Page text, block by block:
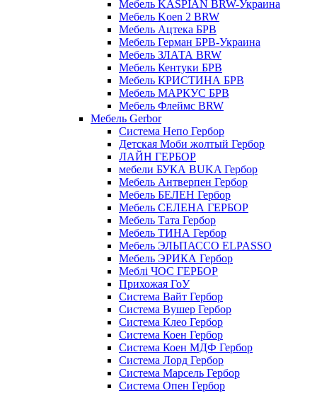
Мебель KASPIAN BRW-Украина
Мебель Koen 2 BRW
Мебель Ацтека БРВ
Мебель Герман БРВ-Украина
Мебель ЗЛАТА BRW
Мебель Кентуки БРВ
Мебель КРИСТИНА БРВ
Мебель МАРКУС БРВ
Мебель Флеймс BRW
Мебель Gerbor
Cистема Непо Гербор
Детская Моби жолтый Гербор
ЛАЙН ГЕРБОР
мебели БУКА BUKA Гербор
Мебель Антверпен Гербор
Мебель БЕЛЕН Гербор
Мебель СЕЛЕНА ГЕРБОР
Мебель Тата Гербор
Мебель ТИНА Гербор
Мебель ЭЛЬПАССО ELPASSO
Мебель ЭРИКА Гербор
Меблі ЧОС ГЕРБОР
Прихожая ГоУ
Система Вайт Гербор
Система Вушер Гербор
Система Клео Гербор
Система Коен Гербор
Система Коен МДФ Гербор
Система Лорд Гербор
Система Марсель Гербор
Система Опен Гербор